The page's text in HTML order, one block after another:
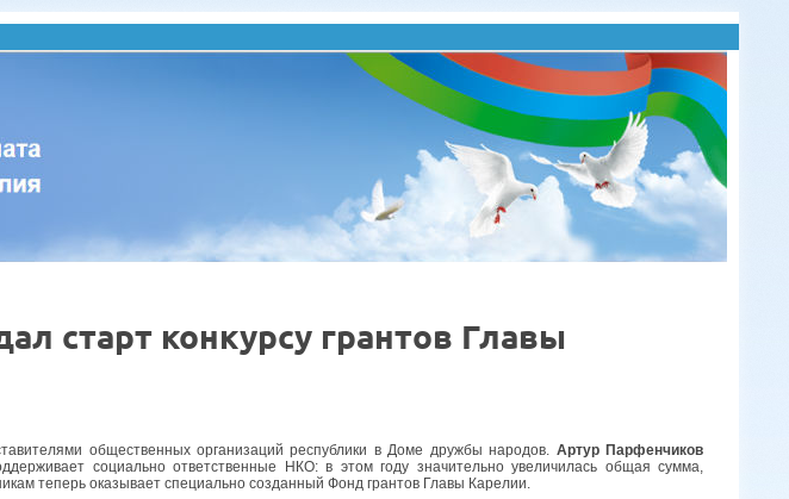
старт конкурсу грантов Главы
общественных организаций республики в Доме дружбы народов. Артур Парфенчиков
социально ответственные НКО: в этом году значительно увеличилась общая сумма,
теперь оказывает специально созданный Фонд грантов Главы Карелии.